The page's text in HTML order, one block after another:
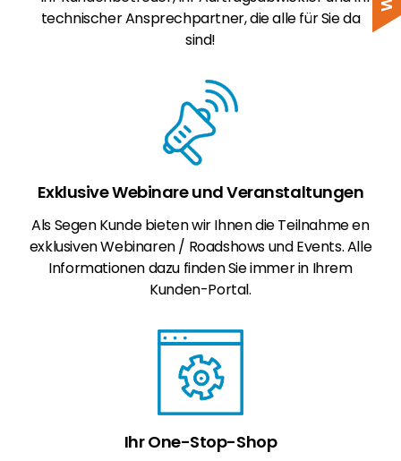
technischer Ansprechpartner, die alle für Sie da
sind!
Exklusive Webinare und Veranstaltungen
Als Segen Kunde bieten wir Ihnen die Teilnahme en
exklusiven Webinaren / Roadshows und Events. Alle
Informationen dazu finden Sie immer in Ihrem
Kunden-Portal.
Ihr One-Stop-Shop